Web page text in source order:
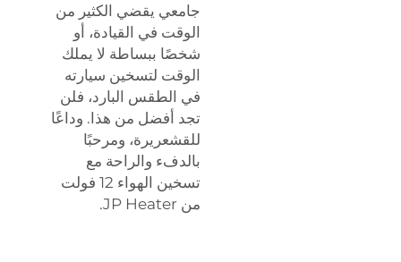
جامعي يقضي الكثير من
الوقت في القيادة، أو
شخصًا ببساطة لا يملك
الوقت لتسخين سيارته
في الطقس البارد، فلن
تجد أفضل من هذا. وداعًا
للقشعريرة، ومرحبًا
بالدفء والراحة مع
تسخين الهواء 12 فولت
من JP Heater.